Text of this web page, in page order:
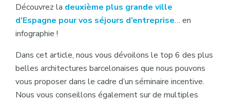
Découvrez la deuxième plus grande ville
d’Espagne pour vos séjours d’entreprise… en
infographie !
Dans cet article, nous vous dévoilons le top 6 des plus
belles architectures barcelonaises que nous pouvons
vous proposer dans le cadre d’un séminaire incentive.
Nous vous conseillons également sur de multiples